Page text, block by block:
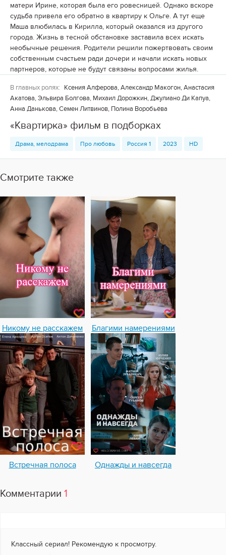
матери Ирине, которая была его ровесницей. Однако вскоре
судьба привела его обратно в квартиру к Ольге. А тут еще
Маша влюбилась в Кирилла, который оказался из другого
города. Жизнь в тесной обстановке заставила всех искать
необычные решения. Родители решили пожертвовать своим
собственным счастьем ради дочери и начали искать новых
партнеров, которые не будут связаны вопросами жилья.
В главных ролях:
Ксения Алферова, Александр Макогон, Анастасия
Акатова, Эльвира Болгова, Михаил Дорожкин, Джулиано Ди Капуа,
Анна Данькова, Семен Литвинов, Полина Воробьёва
«Квартирка» фильм в подборках
Драма, мелодрама Про любовь Россия 1 2023 HD
Смотрите также
Никому не расскажем Благими намерениями
Встречная полоса Однажды и навсегда
Комментарии 1
Классный сериал! Рекомендую к просмотру.